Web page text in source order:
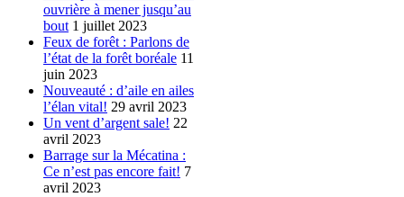
ouvrière à mener jusqu’au
bout 1 juillet 2023
Feux de forêt : Parlons de
l’état de la forêt boréale 11
juin 2023
Nouveauté : d’aile en ailes
l’élan vital! 29 avril 2023
Un vent d’argent sale! 22
avril 2023
Barrage sur la Mécatina :
Ce n’est pas encore fait! 7
avril 2023